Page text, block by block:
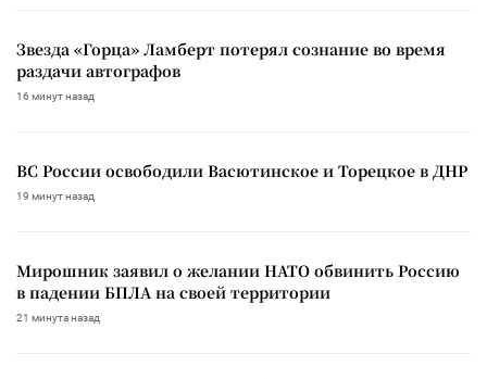
Звезда «Горца» Ламберт потерял сознание во время
раздачи автографов
16 минут назад
ВС России освободили Васютинское и Торецкое в ДНР
19 минут назад
Мирошник заявил о желании НАТО обвинить Россию
в падении БПЛА на своей территории
21 минута назад